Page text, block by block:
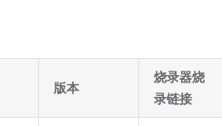
版本
烧录器烧
录链接